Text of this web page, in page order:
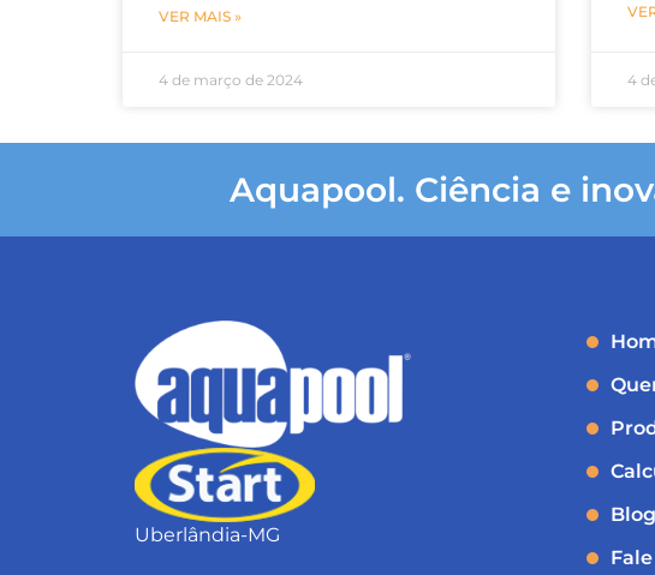
VER MAIS »
4 de março de 2024 4
Aquapool. Ciência e
Uberlândia-MG
Blog